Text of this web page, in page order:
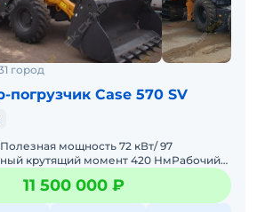
город
погрузчик Case 570 SV
мощность 72 кВт/ 97
крутящий момент 420 НмРабочий
PowerShutlle, полный
вперед/
11 500 000 ₽